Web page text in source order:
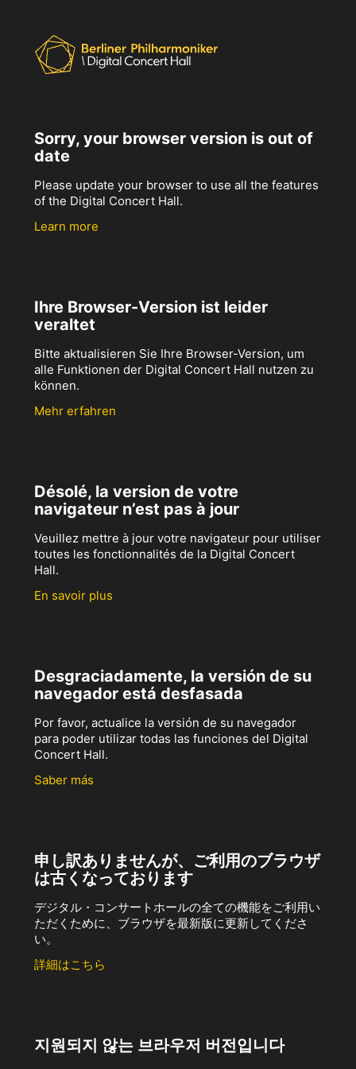
Sorry, your browser version is out of
date
Please update your browser to use all the features
of the Digital Concert Hall.
Learn more
Ihre Browser-Version ist leider
veraltet
Bitte aktualisieren Sie Ihre Browser-Version, um
alle Funktionen der Digital Concert Hall nutzen zu
können.
Mehr erfahren
Désolé, la version de votre
navigateur n’est pas à jour
Veuillez mettre à jour votre navigateur pour utiliser
toutes les fonctionnalités de la Digital Concert
Hall.
En savoir plus
Desgraciadamente, la versión de su
navegador está desfasada
Por favor, actualice la versión de su navegador
para poder utilizar todas las funciones del Digital
Concert Hall.
Saber más
申し訳ありませんが、ご利用のブラウザ
は古くなっております
デジタル・コンサートホールの全ての機能をご利用い
ただくために、ブラウザを最新版に更新してくださ
い。
詳細はこちら
지원되지 않는 브라우저 버전입니다